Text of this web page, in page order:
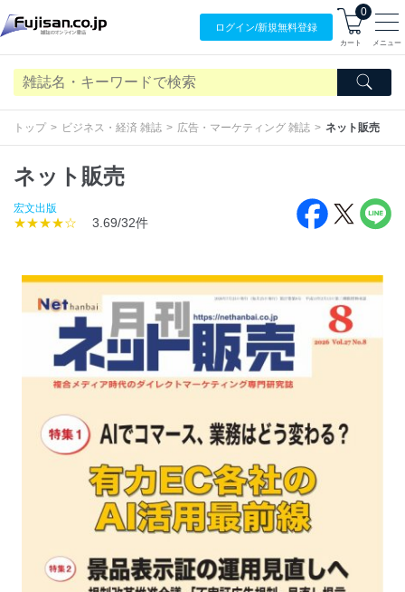
ログイン/新規無料登録
0
カート メニュー
トップ ビジネス・経済 雑誌 広告・マーケティング 雑誌 ネット販売
ネット販売
宏文出版
★★★★☆ 3.69/32件